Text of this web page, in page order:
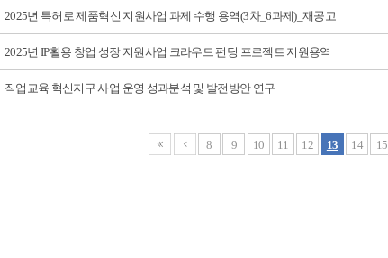
2025년 특허로 제품혁신 지원사업 과제 수행 용역(3차_6과제)_재공고
2025년 IP활용 창업 성장 지원사업 크라우드 펀딩 프로젝트 지원용역
직업교육 혁신지구 사업 운영 성과분석 및 발전방안 연구
8 9 10 11 12 13 14 15